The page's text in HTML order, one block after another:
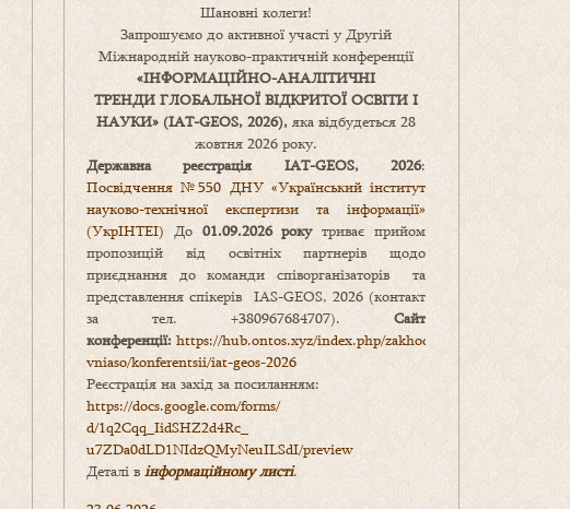
Шановні колеги!
Запрошуємо до активної участі у Другій
Міжнародній науково-практичній конференції
«ІНФОРМАЦІЙНО-АНАЛІТИЧНІ
ТРЕНДИ ГЛОБАЛЬНОЇ ВІДКРИТОЇ ОСВІТИ І
НАУКИ» (IAT-GEOS, 2026), яка відбудеться 28
жовтня 2026 року.
Державна реєстрація IAT-GEOS, 2026:
Посвідчення №550 ДНУ «Український інститут
науково-технічної експертизи та інформації»
(УкрІНТЕІ) До 01.09.2026 рокутриває прийом
пропозицій від освітніх партнерів щодо
приєднання до команди співорганізаторів та
представлення спікерів IAS-GEOS, 2026 (контакт
за тел. +380967684707). Сайт
конференції: https://hub.ontos.xyz/index.php/zakhody-
vniaso/konferentsii/iat-geos-2026
Реєстрація на захід за посиланням:
https://docs.google.com/forms/
d/1q2Cqq_IidSHZ2d4Rc_
u7ZDa0dLD1NIdzQMyNeuILSdI/preview
Деталі в інформаційному листі.